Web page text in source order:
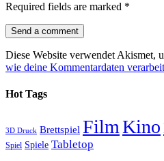
Required fields are marked *
Diese Website verwendet Akismet,
wie deine Kommentardaten
Hot Tags
3D Druck Brettspiel FilmKino
Spiel Spiele Tabletop